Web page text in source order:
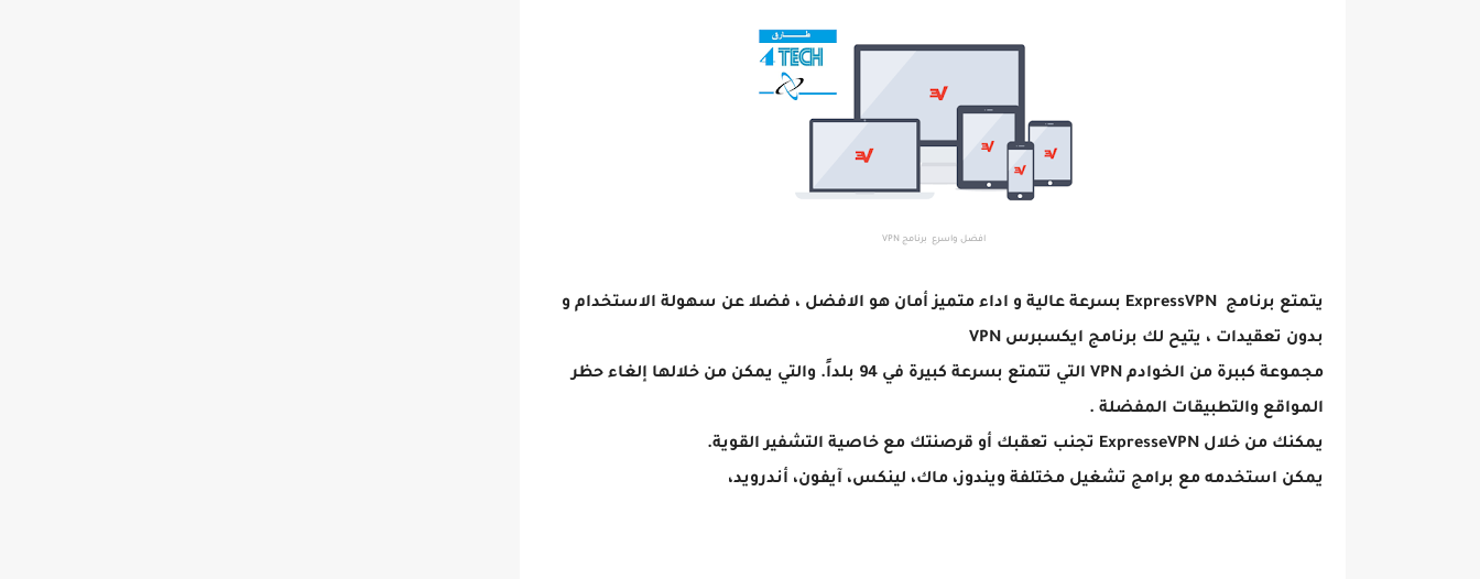
افضل واسرع برنامج VPN
يتمتع برنامج ExpressVPN بسرعة عالية و اداء متميز أمان هو الافضل ، فضلا عن سهولة الاستخدام و
بدون تعقيدات ، يتيح لك برنامج ايكسبرس VPN
مجموعة كببرة من الخوادم VPN التي تتمتع بسرعة كبيرة في 94 بلداً. والتي يمكن من خلالها إلغاء حظر
المواقع والتطبيقات المفضلة .
يمكنك من خلال ExpresseVPN تجنب تعقبك أو قرصنتك مع خاصية التشفير القوية.
يمكن استخدمه مع برامج تشغيل مختلفة ويندوز، ماك، لينكس، آيفون، أندرويد،